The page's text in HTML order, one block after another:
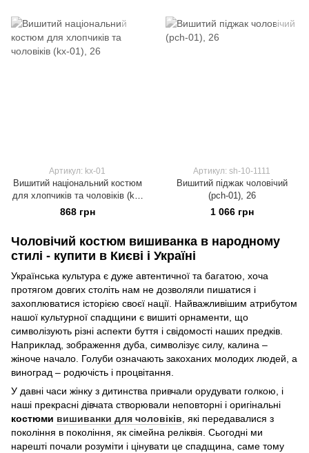
Артикул: kx-01
Вишитий національний костюм
для хлопчиків та чоловіків (kx-
01), 26
868 грн
Артикул: sh-10-1111
Вишитий піджак чоловічий
(pch-01), 26
1 066 грн
Чоловічий костюм вишиванка в народному
стилі - купити в Києві і Україні
Українська культура є дуже автентичної та багатою, хоча
протягом довгих століть нам не дозволяли пишатися і
захоплюватися історією своєї нації. Найважливішим атрибутом
нашої культурної спадщини є вишиті орнаменти, що
символізують різні аспекти буття і свідомості наших предків.
Наприклад, зображення дуба, символізує силу, калина –
жіноче начало. Голуби означають закоханих молодих людей, а
виноград – родючість і процвітання.
У давні часи жінку з дитинства привчали орудувати голкою, і
наші прекрасні дівчата створювали неповторні і оригінальні
костюми вишиванки для чоловіків, які передавалися з
покоління в покоління, як сімейна реліквія. Сьогодні ми
нарешті почали розуміти і цінувати це спадщина, саме тому